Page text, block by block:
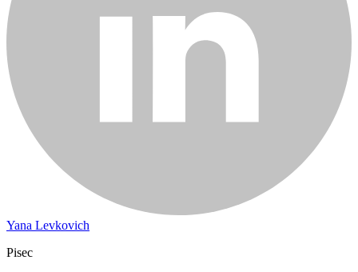
Yana Levkovich
Pisec